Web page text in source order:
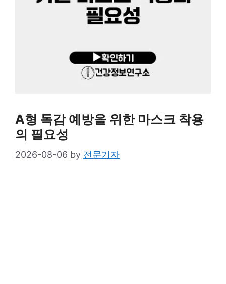
A형 독감 예방을 위한 마스크 착용
의 필요성
2026-08-06 by 전문기자